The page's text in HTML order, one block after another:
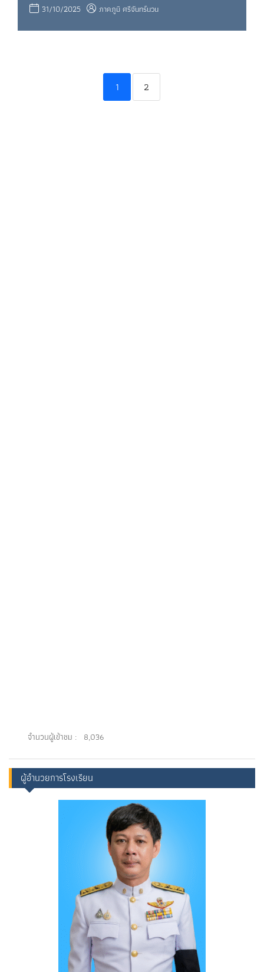
31/10/2025 ภาคภูมิ ศรีจันทร์นวน
1 2
จำนวนผู้เข้าชม : 8,036
ผู้อำนวยการโรงเรียน